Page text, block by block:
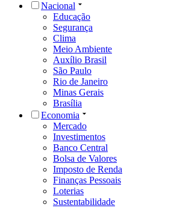
Nacional
Educação
Segurança
Clima
Meio Ambiente
Auxílio Brasil
São Paulo
Rio de Janeiro
Minas Gerais
Brasília
Economia
Mercado
Investimentos
Banco Central
Bolsa de Valores
Imposto de Renda
Finanças Pessoais
Loterias
Sustentabilidade